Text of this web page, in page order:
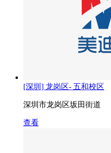
[深圳] 龙岗区- 五和校区
深圳市龙岗区坂田街道
查看